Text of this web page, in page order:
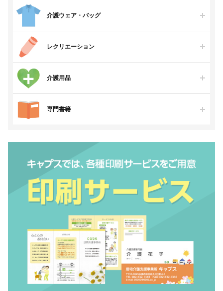
介護ウェア・バッグ
レクリエーション
介護用品
専門書籍